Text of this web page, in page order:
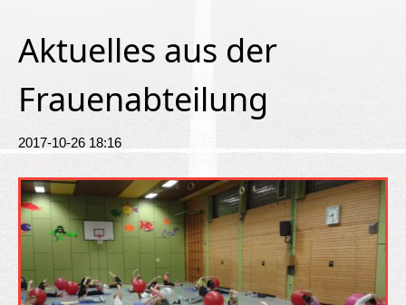
Aktuelles aus der
Frauenabteilung
2017-10-26 18:16